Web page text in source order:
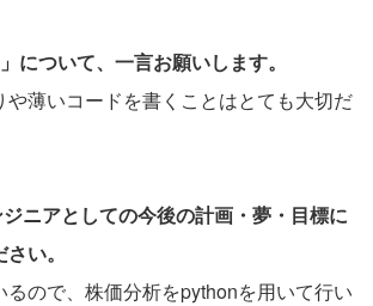
について、一言お願いします。
や薄いコードを書くことはとても大切だ
ニアとしての今後の計画・夢・目標に
い。
ので、株価分析をpythonを用いて行い